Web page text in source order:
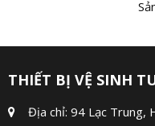
THIẾT BỊ VỆ SINH
Địa chỉ: 94 Lạc Trung,